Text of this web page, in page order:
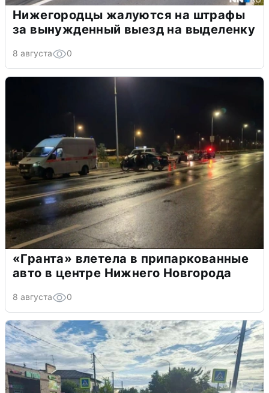
Нижегородцы жалуются на штрафы
за вынужденный выезд на выделенку
8 августа 0
«Гранта» влетела в припаркованные
авто в центре Нижнего Новгорода
8 августа 0